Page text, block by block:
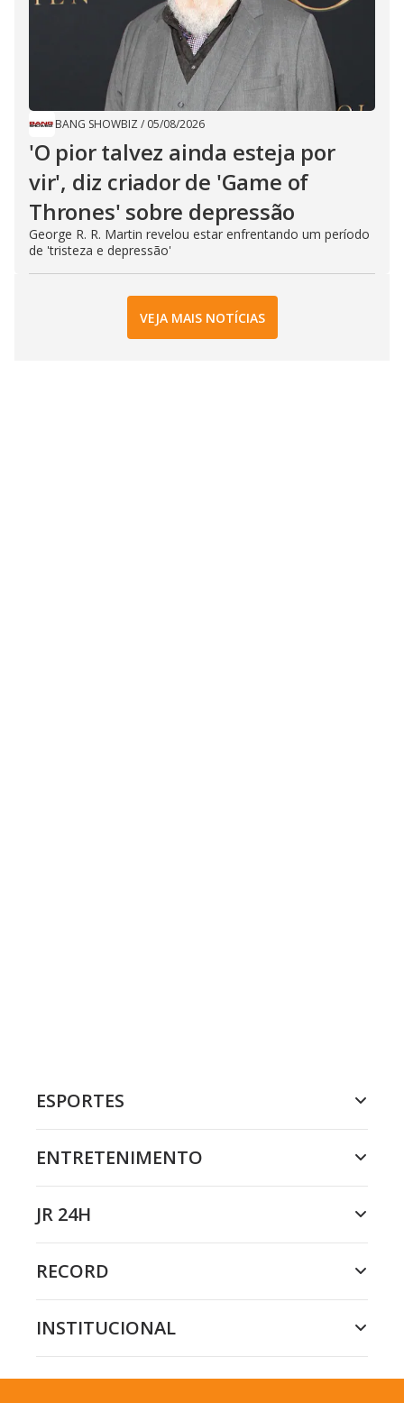
BANG SHOWBIZ / 05/08/2026
'O pior talvez ainda esteja por
vir', diz criador de 'Game of
Thrones' sobre depressão
George R. R. Martin revelou estar enfrentando um período
de 'tristeza e depressão'
VEJA MAIS NOTÍCIAS
ESPORTES
ENTRETENIMENTO
JR 24H
RECORD
INSTITUCIONAL